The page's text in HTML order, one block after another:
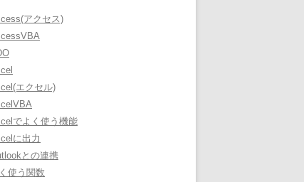
アクセス)
エクセル)
でよく使う機能
に出力
との連携
使う関数